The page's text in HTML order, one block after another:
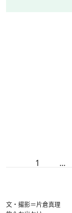
1 ...
文・撮影＝片倉真理